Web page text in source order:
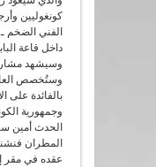
كونغوليين
الفني الضخم
داخل قاعة
وسيشهد
وستُخصص
بالفائدة على
وجمهورية
الحدث أمين سر
المطران
عقده في مقر